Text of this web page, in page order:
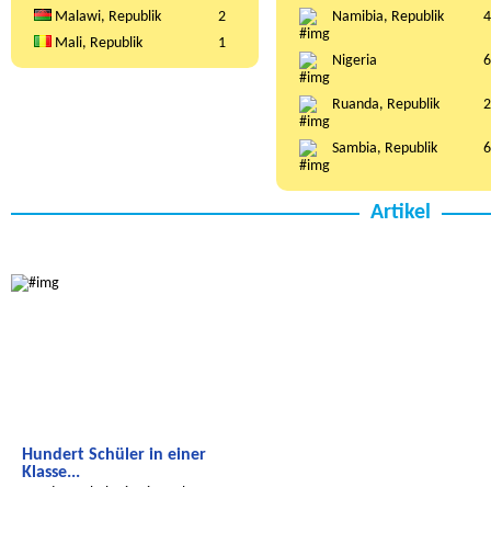
Malawi, Republik
2
Mali, Republik
1
Namibia, Republik 4
Nigeria 6
Ruanda, Republik 2
Sambia, Republik 6
Artikel
Hundert Schüler in einer
Klasse...